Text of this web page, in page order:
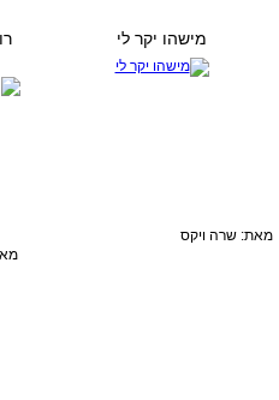
מישהו יקר לי
מאת: שרה ויקס